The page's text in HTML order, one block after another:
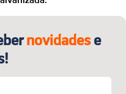
novidadese